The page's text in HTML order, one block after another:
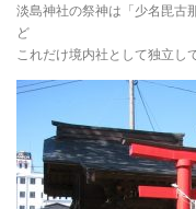
淡島神社の祭神は「少名毘古
ど
これだけ境内社として独立し